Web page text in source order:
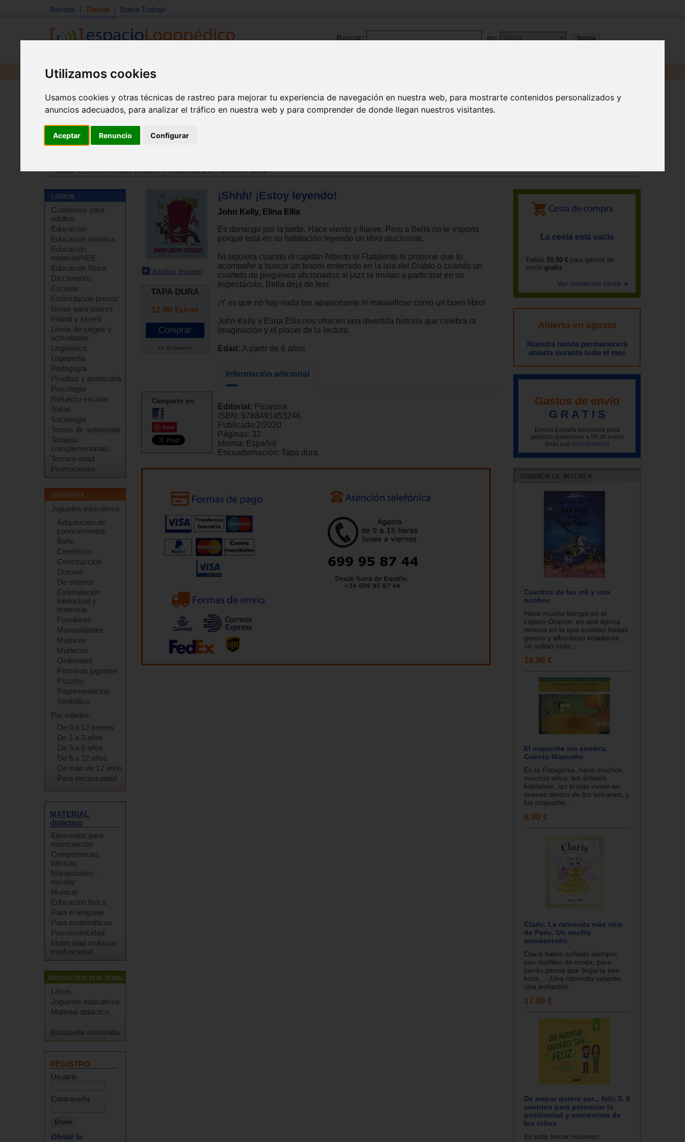
Utilizamos cookies
Usamos cookies y otras técnicas de rastreo para mejorar tu experiencia de navegación en nuestra web, para mostrarte contenidos personalizados y
anuncios adecuados, para analizar el tráfico en nuestra web y para comprender de donde llegan nuestros visitantes.
Aceptar Renuncio Configurar
Revista Tienda Bolsa Trabajo
Buscar: en:
Revista Libros Material
Tienda>Libros>Infantil y juvenil>Infantil de 5 a 8 años>7 años
Cuadernos para
adultos
Educación
Educación artística
Educación
especial/NEE
Educación física
Diccionarios
Escuela
Estimulación precoz
Guías para padres
Infantil y juvenil
Libros de juegos y
actividades
Lingüística
Logopedia
Pedagogía
Pruebas y protocolos
Psicología
Refuerzo escolar
Salud
Sociología
Temas de autoayuda
Terapias
complementarias
Tercera edad
Promociones
Juguetes educativos
Adquisición de
conocimientos
Baño
Científicos
Construcción
Dominó
De exterior
Estimulación
intelectual y
memoria
Familiares
Manualidades
Motrices
Muñecos
Ordenador
Primeros juguetes
Puzzles
Representación
Simbólico
Por edades:
De 0 a 12 meses
De 1 a 3 años
De 3 a 6 años
De 6 a 12 años
De más de 12 años
Para tercera edad
MATERIAL
didáctico
Elementos para
estimulación
Competencias
básicas
Manipulativo -
escolar
Musical
Educación física
Para el lenguaje
Para matemáticas
Psicomotricidad
Motricidad orofacial
miofuncional
Libros
Juguetes educativos
Material didáctico
Busqueda avanzada
REGISTRO
Usuario
Contraseña
Olvidé la
Ampliar imagen
TAPA DURA
12.00 Euros
13.30 Dólares*
Compartir en:
Save
¡Shhh! ¡Estoy leyendo!
John Kelly, Elina Ellis
Es domingo por la tarde. Hace viento y llueve. Pero a Bella no le importa
porque está en su habitación leyendo un libro alucinante.
Ni siquiera cuando el capitán Alberto el Flatulento le propone que lo
acompañe a buscar un tesoro enterrado en la isla del Diablo o cuando un
cuarteto de pingüinos aficionados al jazz la invitan a participar en su
espectáculo, Bella deja de leer.
¡Y es que no hay nada tan apasionante ni maravilloso como un buen libro!
John Kelly y Elina Ellis nos ofrecen una divertida historia que celebra la
imaginación y el placer de la lectura.
Edad: A partir de 6 años
Información adicional
Editorial: Picarona
ISBN: 9788491453246
Publicado:2/2020
Páginas: 32
Idioma: Español
Encuadernación:
Tapa dura
La cesta está vacía
Faltan 59,90 € para gastos de
envío gratis
Ver contenido cesta
Abierto en agosto
Nuestra tienda permanecerá
abierta durante todo el mes
Gastos de envío
G R A T I S
Envíos España península para
pedidos superiores a 59,90 euros
(más iva) (condiciones)
Cuentos de las mil y una
noches
Hace mucho tiempo en el
Lejano Oriente, en una época
remota en la que existían hadas,
genios y alfombras voladoras,
un sultán orde...
19.90 €
El mapuche sin sombra.
Cuento Mapuche
En la Patagonia, hace muchos,
muchos años, los árboles
hablaban, las brujas vivían en
cuevas dentro de los volcanes, y
los mapuche...
9.90 €
Clarís. La ratoncita más chic
de París. Un desfile
accidentado.
Clarís había soñado siempre
con desfiles de moda, pero
jamás pensó que llegaría esa
hora… ¡Una ratoncita valiente,
una invitación...
17.00 €
De mayor quiero ser... feliz 3. 6
cuentos para potenciar la
positividad y autoestima de
los niños
En este tercer volumen